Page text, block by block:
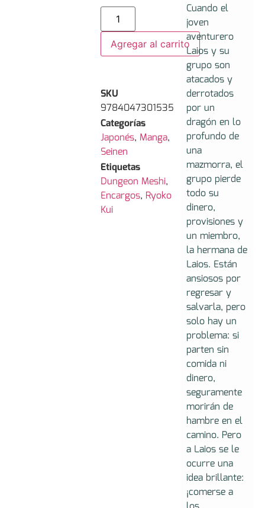
Agregar al carrito
SKU
9784047301535
Categorías
Japonés, Manga,
Seinen
Etiquetas
Dungeon Meshi,
Encargos, Ryoko
Kui
Cuando el
joven
aventurero
Laios y su
grupo son
atacados y
derrotados
por un
dragón en lo
profundo de
una
mazmorra, el
grupo pierde
todo su
dinero,
provisiones y
un miembro,
la hermana de
Laios. Están
ansiosos por
regresar y
salvarla, pero
solo hay un
problema: si
parten sin
comida ni
dinero,
seguramente
morirán de
hambre en el
camino. Pero
a Laios se le
ocurre una
idea brillante:
¡comerse a